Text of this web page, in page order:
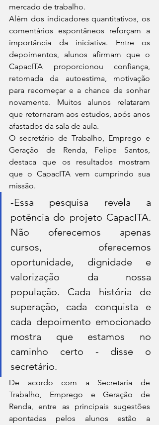
mercado de trabalho.
Além dos indicadores quantitativos, os
comentários espontâneos reforçam a
importância da iniciativa. Entre os
depoimentos, alunos afirmam que o
CapacITA proporcionou confiança,
retomada da autoestima, motivação
para recomeçar e a chance de sonhar
novamente. Muitos alunos relataram
que retornaram aos estudos, após anos
afastados da sala de aula.
O secretário de Trabalho, Emprego e
Geração de Renda, Felipe Santos,
destaca que os resultados mostram
que o CapacITA vem cumprindo sua
missão.
-Essa pesquisa revela a
potência do projeto CapacITA.
Não oferecemos apenas
cursos, oferecemos
oportunidade, dignidade e
valorização da nossa
população. Cada história de
superação, cada conquista e
cada depoimento emocionado
mostra que estamos no
caminho certo - disse o
secretário.
De acordo com a Secretaria de
Trabalho, Emprego e Geração de
Renda, entre as principais sugestões
apontadas pelos alunos estão a